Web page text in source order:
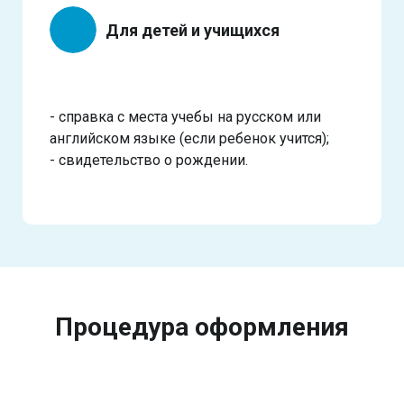
Для детей и учищихся
- справка с места учебы на русском или
английском языке (если ребенок учится);
- свидетельство о рождении.
Процедура оформления